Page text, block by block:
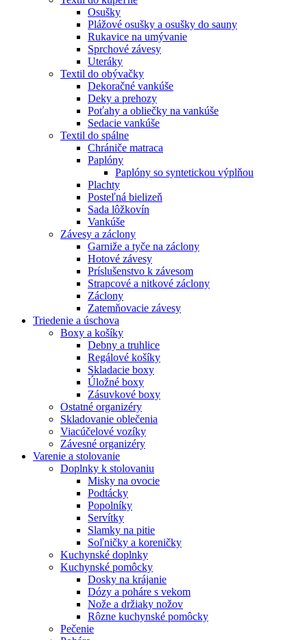
Osušky
Plážové osušky a osušky do sauny
Rukavice na umývanie
Sprchové závesy
Uteráky
Textil do obývačky
Dekoračné vankúše
Deky a prehozy
Poťahy a obliečky na vankúše
Sedacie vankúše
Textil do spálne
Chrániče matraca
Paplóny
Paplóny so syntetickou výplňou
Plachty
Posteľná bielizeň
Sada lôžkovín
Vankúše
Závesy a záclony
Garniže a tyče na záclony
Hotové závesy
Príslušenstvo k závesom
Strapcové a nitkové záclony
Záclony
Zatemňovacie závesy
Triedenie a úschova
Boxy a košíky
Debny a truhlice
Regálové košíky
Skladacie boxy
Úložné boxy
Zásuvkové boxy
Ostatné organizéry
Skladovanie oblečenia
Viacúčelové vozíky
Závesné organizéry
Varenie a stolovanie
Doplnky k stolovaniu
Misky na ovocie
Podtácky
Popolníky
Servítky
Slamky na pitie
Soľničky a koreničky
Kuchynské doplnky
Kuchynské pomôcky
Dosky na krájanie
Dózy a poháre s vekom
Nože a držiaky nožov
Rôzne kuchynské pomôcky
Pečenie